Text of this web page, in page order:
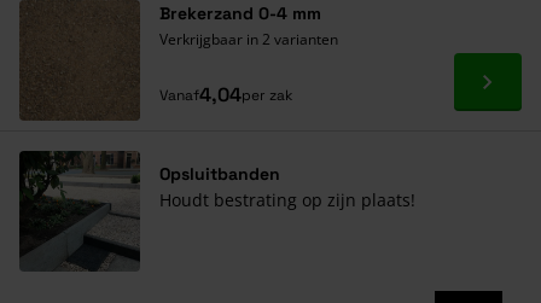
Brekerzand 0-4 mm
Verkrijgbaar in 2 varianten
Vanaf4,04per zak Ga
Opsluitbanden
Houdt bestrating op zijn plaats!